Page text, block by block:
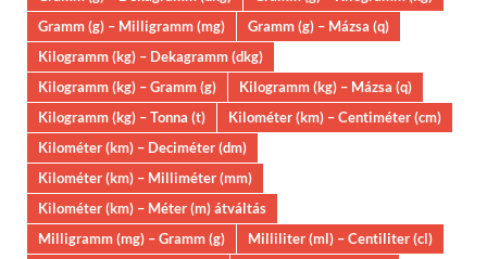
Gramm (g) – Milligramm (mg)
Gramm (g) – Mázsa (q)
Kilogramm (kg) – Dekagramm (dkg)
Kilogramm (kg) – Gramm (g)
Kilogramm (kg) – Mázsa (q)
Kilogramm (kg) – Tonna (t)
Kilométer (km) – Centiméter (cm)
Kilométer (km) – Deciméter (dm)
Kilométer (km) – Milliméter (mm)
Kilométer (km) – Méter (m) átváltás
Milligramm (mg) – Gramm (g)
Milliliter (ml) – Centiliter (cl)